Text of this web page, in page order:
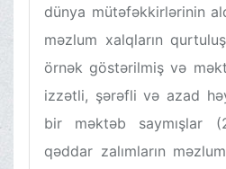
dünya mütəfəkkirlərinin
məzlum xalqların
örnək göstərilmiş və
izzətli, şərəfli və azad
bir məktəb saymışlar
qəddar zalımların